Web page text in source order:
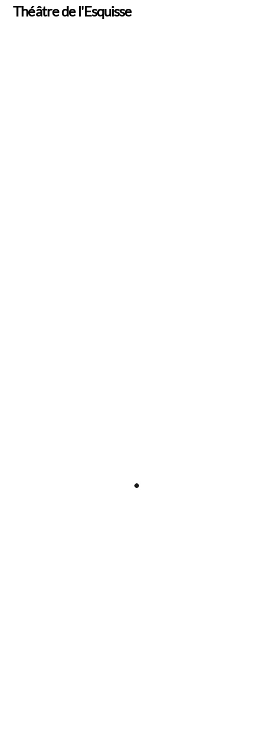
SkipThéâtre de l'Esquisse